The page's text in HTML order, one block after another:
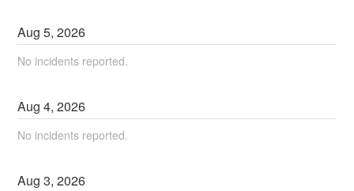
Aug5,2026
No incidents reported.
Aug4,2026
No incidents reported.
Aug3,2026